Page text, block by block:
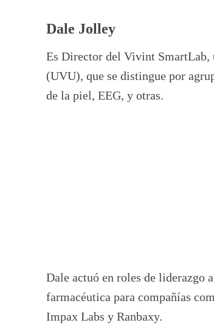
Dale Jolley
Es Director del Vivint SmartLab,
(UVU), que se distingue por
de la piel, EEG, y otras.
Dale actuó en roles de liderazgo
farmacéutica para compañías
Impax Labs y Ranbaxy.